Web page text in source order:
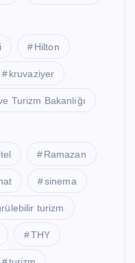
Hilton
kruvaziyer
Turizm Bakanlığı
Ramazan
sinema
turizm
THY